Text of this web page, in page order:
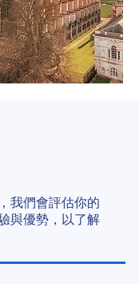
我們會評估你的
與優勢，以了解